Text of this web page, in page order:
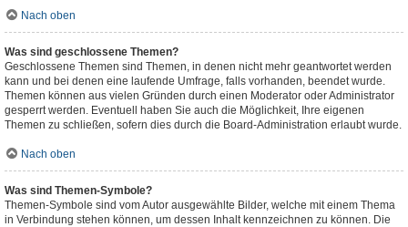
Nach oben
Was sind geschlossene Themen?
Geschlossene Themen sind Themen, in denen nicht mehr geantwortet werden
kann und bei denen eine laufende Umfrage, falls vorhanden, beendet wurde.
Themen können aus vielen Gründen durch einen Moderator oder Administrator
gesperrt werden. Eventuell haben Sie auch die Möglichkeit, Ihre eigenen
Themen zu schließen, sofern dies durch die Board-Administration erlaubt wurde.
Nach oben
Was sind Themen-Symbole?
Themen-Symbole sind vom Autor ausgewählte Bilder, welche mit einem Thema
in Verbindung stehen können, um dessen Inhalt kennzeichnen zu können. Die